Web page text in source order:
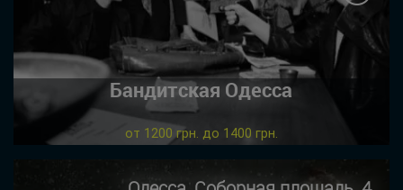
Бандитская Одесса
от 1200 грн. до 1400 грн.